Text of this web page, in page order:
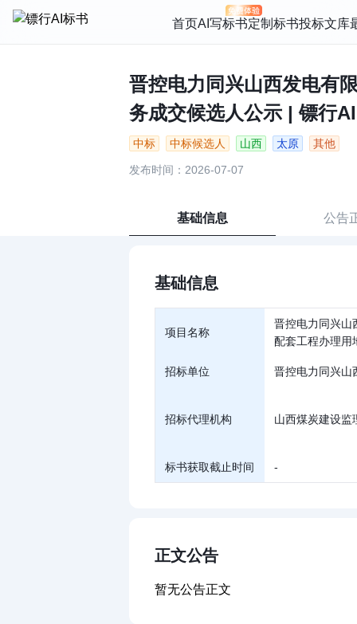
首页AI写标书定制标书投标文库
晋控电力同兴山西发电有
务成交候选人公示 | 镖行
中标 中标候选人 山西 太原 其他
发布时间：2026-07-07
基础信息 公告
基础信息
项目名称
晋控电力同兴山
配套工程办理用
招标单位 晋控电力同兴山
招标代理机构 山西煤炭建设监
标书获取截止时间 -
正文公告
暂无公告正文